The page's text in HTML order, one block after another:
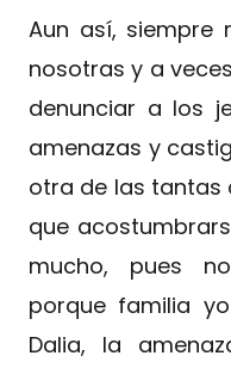
Aun así, siempre
nosotras y a
denunciar a los
amenazas y
otra de las tantas
que
mucho, pues
porque familia
Dalia, la